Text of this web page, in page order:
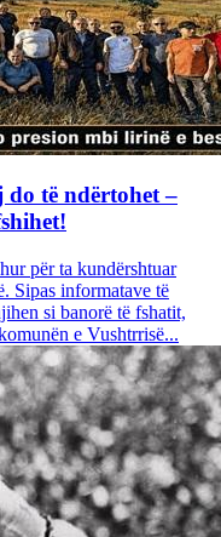
të ndërtohet –
për ta kundërshtuar
Sipas informatave të
si banorë të fshatit,
e Vushtrrisë...